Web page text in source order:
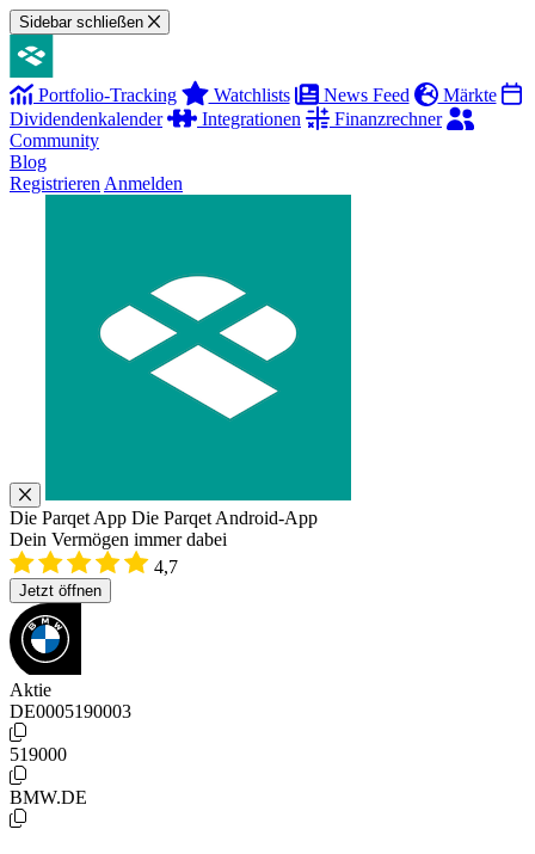
Sidebar schließen
Portfolio-Tracking Watchlists News Feed
Märkte
Dividendenkalender
Integrationen
Finanzrechner
Community
Blog
Registrieren Anmelden
Die Parqet App Die Parqet Android-App
Dein Vermögen immer dabei
4,7
Jetzt öffnen
Aktie
DE0005190003
519000
BMW.DE